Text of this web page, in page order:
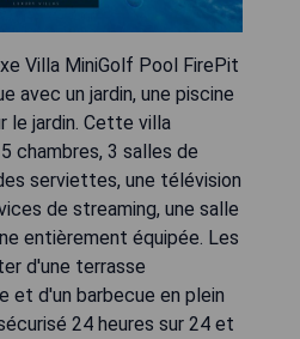
Villa MiniGolf Pool FirePit
avec un jardin, une piscine
le jardin. Cette villa
chambres, 3 salles de
serviettes, une télévision
de streaming, une salle
entièrement équipée. Les
d'une terrasse
et d'un barbecue en plein
24 heures sur 24 et